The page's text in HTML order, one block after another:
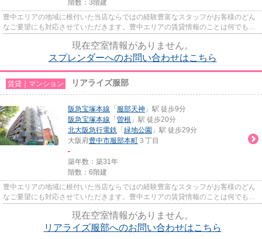
階数：3階建
豊中エリアの地域に根付いた当店ならではの経験豊富なスタッフがお客様のどん
なご要望にも対応させていただきます。豊中エリアの賃貸情報のことは何でもお
現在空室情報がありません。
スプレンダーへのお問い合わせはこちら
賃貸｜マンション リアライズ服部
阪急宝塚本線 「 服部天神 」駅 徒歩9分
阪急宝塚本線 「 曽根 」駅 徒歩20分
北大阪急行電鉄 「 緑地公園 」駅 徒歩29分
大阪府豊中市服部本町 ３丁目
-
築年数：築31年
階数：6階建
豊中エリアの地域に根付いた当店ならではの経験豊富なスタッフがお客様のどん
なご要望にも対応させていただきます。豊中エリアの賃貸情報のことは何でもお
現在空室情報がありません。
リアライズ服部へのお問い合わせはこちら